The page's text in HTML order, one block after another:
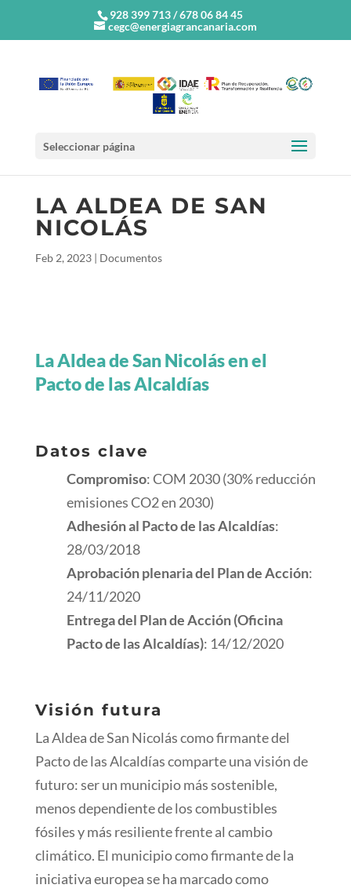
928 399 713 / 678 06 84 45
cegc@energiagrancanaria.com
Seleccionar página
LA ALDEA DE SAN
NICOLÁS
Feb 2, 2023| Documentos
La Aldea de San Nicolás en el
Pacto de las Alcaldías
Datos clave
Compromiso: COM 2030 (30% reducción
emisiones CO2 en 2030)
Adhesión al Pacto de las Alcaldías:
28/03/2018
Aprobación plenaria del Plan de Acción:
24/11/2020
Entrega del Plan de Acción (Oficina
Pacto de las Alcaldías): 14/12/2020
Visión futura
La Aldea de San Nicolás como firmante del
Pacto de las Alcaldías comparte una visión de
futuro: ser un municipio más sostenible,
menos dependiente de los combustibles
fósiles y más resiliente frente al cambio
climático. El municipio como firmante de la
iniciativa europea se ha marcado como